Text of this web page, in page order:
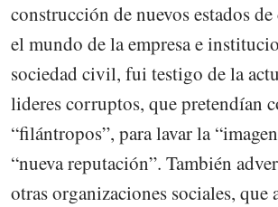
construcción de nuevos estados
el mundo de la empresa e
sociedad civil, fui testigo de la
lideres corruptos, que pretendían
“filántropos”, para lavar la
“nueva reputación”. También
otras organizaciones sociales, que